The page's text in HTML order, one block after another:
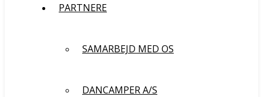
PARTNERE
SAMARBEJD MED OS
DANCAMPER A/S